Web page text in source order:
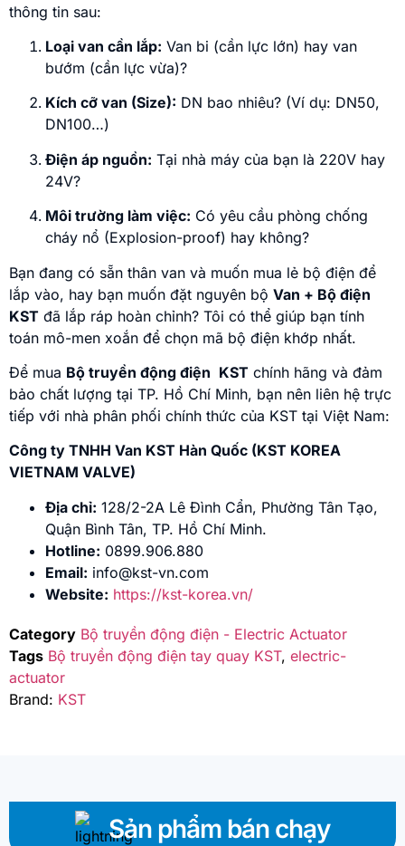
thông tin sau:
Loại van cần lắp: Van bi (cần lực lớn) hay van
bướm (cần lực vừa)?
Kích cỡ van (Size): DN bao nhiêu? (Ví dụ: DN50,
DN100…)
Điện áp nguồn: Tại nhà máy của bạn là 220V hay
24V?
Môi trường làm việc: Có yêu cầu phòng chống
cháy nổ (Explosion-proof) hay không?
Bạn đang có sẵn thân van và muốn mua lẻ bộ điện để
lắp vào, hay bạn muốn đặt nguyên bộ Van + Bộ điện
KST đã lắp ráp hoàn chỉnh? Tôi có thể giúp bạn tính
toán mô-men xoắn để chọn mã bộ điện khớp nhất.
Để mua Bộ truyền động điện KST chính hãng và đảm
bảo chất lượng tại TP. Hồ Chí Minh, bạn nên liên hệ trực
tiếp với nhà phân phối chính thức của KST tại Việt Nam:
Công ty TNHH Van KST Hàn Quốc (KST KOREA
VIETNAM VALVE)
Địa chỉ: 128/2-2A Lê Đình Cẩn, Phường Tân Tạo,
Quận Bình Tân, TP. Hồ Chí Minh.
Hotline: 0899.906.880
Email: info@kst-vn.com
Website: https://kst-korea.vn/
Category Bộ truyền động điện - Electric Actuator
Tags Bộ truyền động điện tay quay KST, electric-
actuator
Brand: KST
Sản phẩm bán chạy